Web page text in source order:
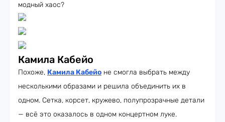
модный хаос?
Камила Кабейо
Похоже, Камила Кабейо не смогла выбрать между
несколькими образами и решила объединить их в
одном. Сетка, корсет, кружево, полупрозрачные детали
— всё это оказалось в одном концертном луке.